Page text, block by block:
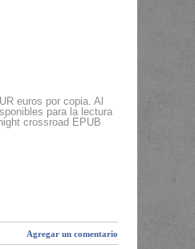
euros por copia. Al
para la lectura
crossroad EPUB
Agregar un comentario